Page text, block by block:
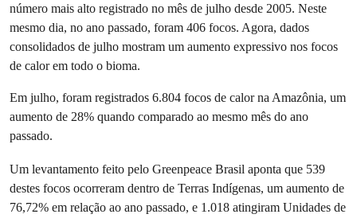
número mais alto registrado no mês de julho desde 2005. Neste
mesmo dia, no ano passado, foram 406 focos. Agora, dados
consolidados de julho mostram um aumento expressivo nos focos
de calor em todo o bioma.
Em julho, foram registrados 6.804 focos de calor na Amazônia, um
aumento de 28% quando comparado ao mesmo mês do ano
passado.
Um levantamento feito pelo Greenpeace Brasil aponta que 539
destes focos ocorreram dentro de Terras Indígenas, um aumento de
76,72% em relação ao ano passado, e 1.018 atingiram Unidades de